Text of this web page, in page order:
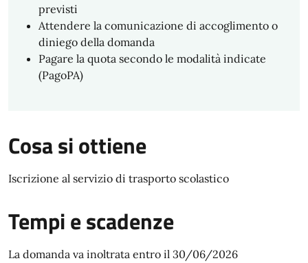
previsti
Attendere la comunicazione di accoglimento o
diniego della domanda
Pagare la quota secondo le modalità indicate
(PagoPA)
Cosa si ottiene
Iscrizione al servizio di trasporto scolastico
Tempi e scadenze
La domanda va inoltrata entro il 30/06/2026